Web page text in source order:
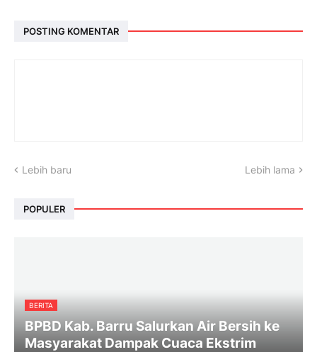
POSTING KOMENTAR
Lebih baru Lebih lama
POPULER
BERITA
BPBD Kab. Barru Salurkan Air Bersih ke
Masyarakat Dampak Cuaca Ekstrim